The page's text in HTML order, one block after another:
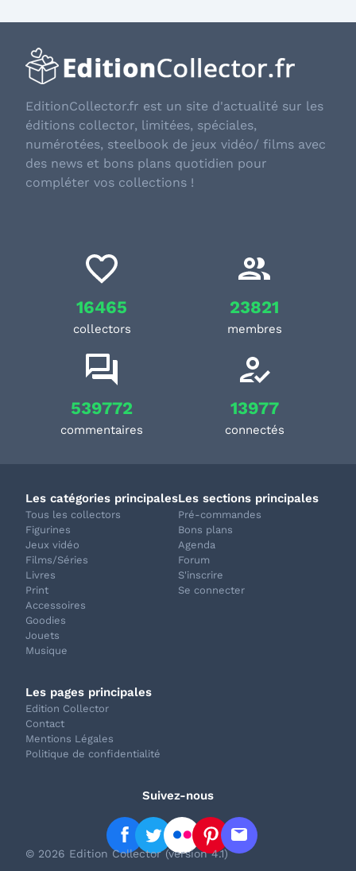
EditionCollector.fr est un site d'actualité sur les
éditions collector, limitées, spéciales,
numérotées, steelbook de jeux vidéo/ films avec
des news et bons plans quotidien pour
compléter vos collections !
16465
collectors
23821
membres
539772
commentaires
13977
connectés
Les catégories principales
Tous les collectors
Figurines
Jeux vidéo
Films/Séries
Livres
Print
Accessoires
Goodies
Jouets
Musique
Les sections principales
Pré-commandes
Bons plans
Agenda
Forum
S'inscrire
Se connecter
Les pages principales
Edition Collector
Contact
Mentions Légales
Politique de confidentialité
Suivez-nous
© 2026 Edition Collector (version 4.1)